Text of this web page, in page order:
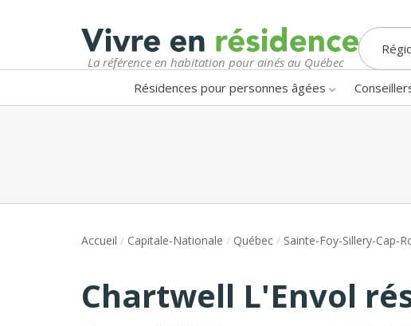
La référence en habitation pour ainés au Québec
Résidences pour personnes âgées
Accueil / Capitale-Nationale / Québec / Sainte-Foy-Sillery-Cap-
Chartwell L'Envol